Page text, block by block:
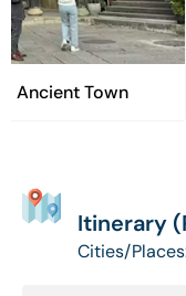
Ancient Town
Itinerary
Cities/